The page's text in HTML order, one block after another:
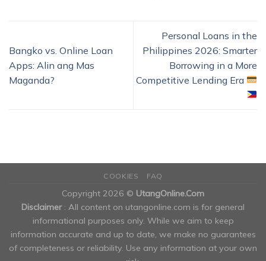
Bangko vs. Online Loan
Apps: Alin ang Mas
Maganda?
Personal Loans in the
Philippines 2026: Smarter
Borrowing in a More
Competitive Lending Era
COOKIES FAQ
Copyright 2026 © UtangOnline.Com
Disclaimer : All content on utangonline.com is for general
informational purposes only. While we aim to keep
information accurate and up to date, we make no guarantees
of completeness or reliability. Use any information at your own